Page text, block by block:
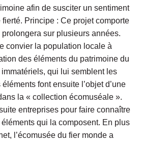
afin de susciter un sentiment
fierté. Principe : Ce projet comporte
sur plusieurs années.
convier la population locale à
des éléments du patrimoine du
qui lui semblent les
font ensuite l’objet d’une
la « collection écomuséale ».
entreprises pour faire connaître
qui la composent. En plus
l’écomusée du fier monde a